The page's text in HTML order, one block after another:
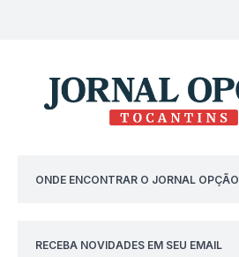
ONDE ENCONTRAR O JORNAL OPÇÃO
RECEBA NOVIDADES EM SEU EMAIL